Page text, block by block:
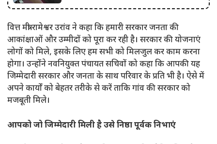
वित्त मंत्री रामेश्वर उरांव ने कहा कि हमारी सरकार जनता की
आकांक्षाओं और उम्मीदों को पूरा कर रही है। सरकार की योजनाएं
लोगों को मिले, इसके लिए हम सभी को मिलजुल कर काम करना
होगा। उन्होंने नवनियुक्त पंचायत सचिवों को कहा कि आपकी यह
जिम्मेदारी सरकार और जनता के साथ परिवार के प्रति भी है। ऐसे में
अपने कार्यों को बेहतर तरीके से करें ताकि गांव की सरकार को
मजबूती मिले।
आपको जो जिम्मेदारी मिली है उसे निष्ठा पूर्वक निभाएं